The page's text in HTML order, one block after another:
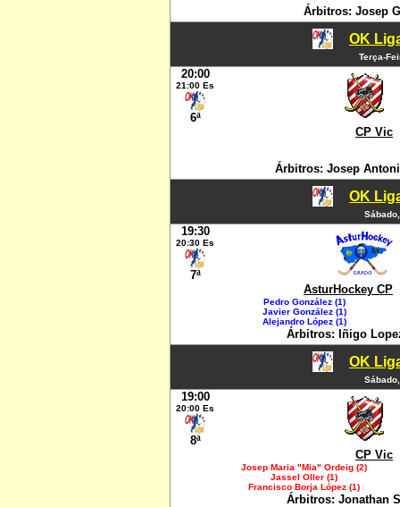
Árbitros: Josep
OK
Terça-
20:00
21:00 Es
6ª
CP Vic
Árbitros: Josep
OK
19:30
20:30 Es
7ª
AsturHockey CP
Pedro González (1)
Javier González (1)
Alejandro López (1)
Árbitros: Iñigo
OK
19:00
20:00 Es
8ª
CP Vic
Josep Maria "Mia" Ordeig (2)
Jassel Oller (1)
Francisco Borja López (1)
Árbitros: Jonathan